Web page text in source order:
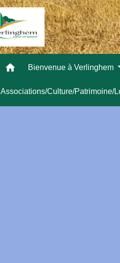
home Bienvenue à Verlinghem
Associations/Culture/Patrimoine/